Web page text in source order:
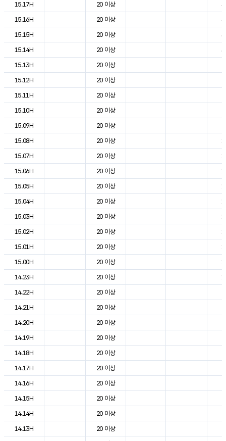
15.17H
20 이상
15.16H
20 이상
15.15H
20 이상
15.14H
20 이상
15.13H
20 이상
15.12H
20 이상
15.11H
20 이상
15.10H
20 이상
15.09H
20 이상
15.08H
20 이상
15.07H
20 이상
15.06H
20 이상
15.05H
20 이상
15.04H
20 이상
15.03H
20 이상
15.02H
20 이상
15.01H
20 이상
15.00H
20 이상
14.23H
20 이상
14.22H
20 이상
14.21H
20 이상
14.20H
20 이상
14.19H
20 이상
14.18H
20 이상
14.17H
20 이상
14.16H
20 이상
14.15H
20 이상
14.14H
20 이상
14.13H
20 이상